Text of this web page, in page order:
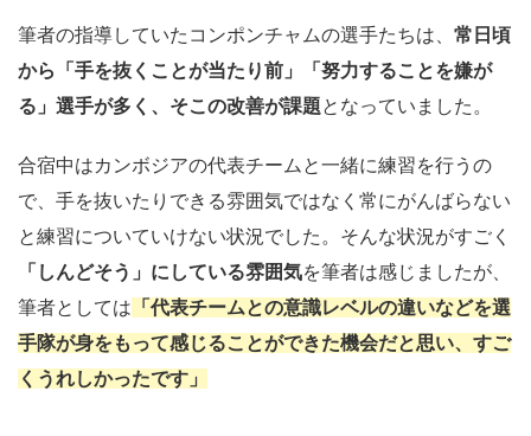
筆者の指導していたコンポンチャムの選手たちは、 常日頃
から「手を抜くことが当たり前」「努力することを嫌が
る」選手が多く、そこの改善が課題となっていました。
合宿中はカンボジアの代表チームと一緒に練習を行うの
で、手を抜いたりできる雰囲気ではなく常にがんばらない
と練習についていけない状況でした。そんな状況がすごく
「しんどそう」にしている雰囲気を筆者は感じましたが、
筆者としては 「代表チームとの意識レベルの違いなどを選
手隊が身をもって感じることができた機会だと思い、すご
くうれしかったです」